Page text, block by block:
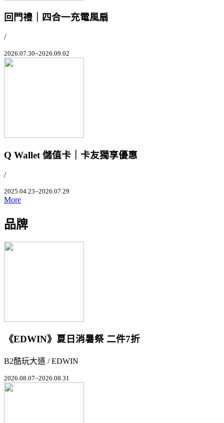
回門禮｜四合一充電風扇
/
2026.07.30~2026.09.02
Q Wallet 儲值卡｜卡友獨享優惠
/
2025.04.23~2026.07.29
More
品牌
《EDWIN》夏日消暑祭 二件7折
B2酷玩大道 / EDWIN
2026.08.07~2026.08.31